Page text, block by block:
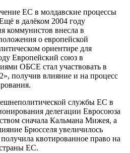
ЕС в молдавские процессы
в далёком 2004 году
коммунистов внесла в
о европейской
ориентире для
Европейский союз в
ОБСЕ стал участвовать в
получив влияние и на процесс
службы ЕС в
делегации Евросоюза
сначала Кальмана Мижея, а
Брюсселя увеличилось
квотированное право на
ЕС.